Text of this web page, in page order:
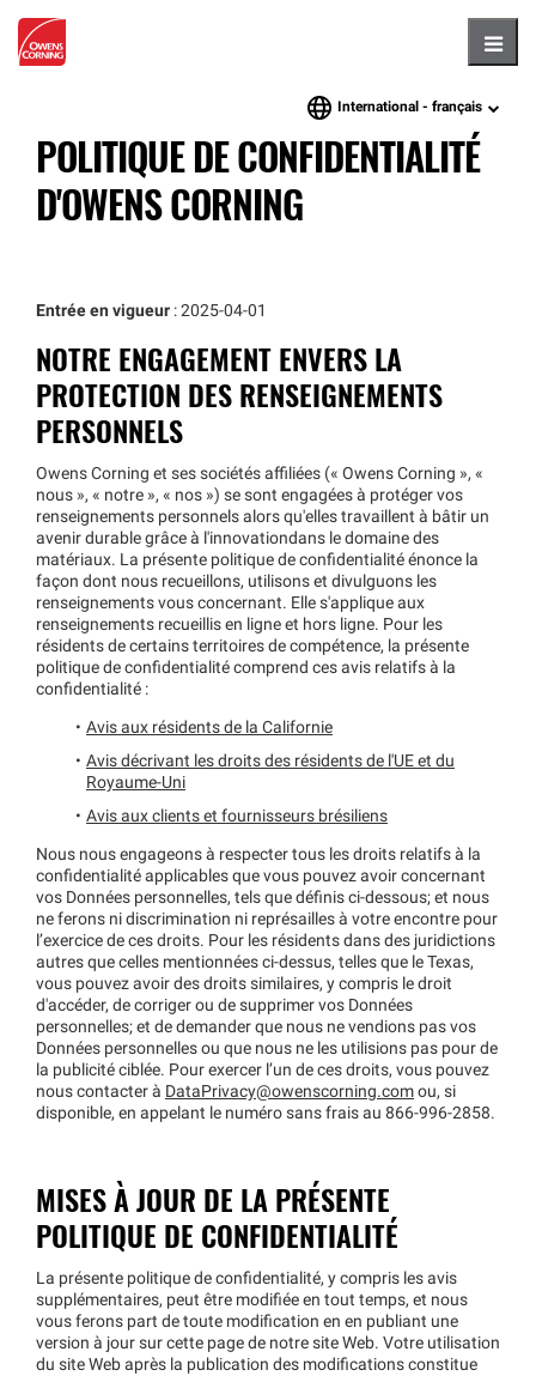
languageInternational - français
POLITIQUE DE CONFIDENTIALITÉ
D'OWENS CORNING
Entrée en vigueur : 2025-04-01
NOTRE ENGAGEMENT ENVERS LA
PROTECTION DES RENSEIGNEMENTS
PERSONNELS
Owens Corning et ses sociétés affiliées (« Owens Corning », «
nous », « notre », « nos ») se sont engagées à protéger vos
renseignements personnels alors qu'elles travaillent à bâtir un
avenir durable grâce à l'innovationdans le domaine des
matériaux. La présente politique de confidentialité énonce la
façon dont nous recueillons, utilisons et divulguons les
renseignements vous concernant. Elle s'applique aux
renseignements recueillis en ligne et hors ligne. Pour les
résidents de certains territoires de compétence, la présente
politique de confidentialité comprend ces avis relatifs à la
confidentialité :
Avis aux résidents de la Californie
Avis décrivant les droits des résidents de l'UE et du
Royaume-Uni
Avis aux clients et fournisseurs brésiliens
Nous nous engageons à respecter tous les droits relatifs à la
confidentialité applicables que vous pouvez avoir concernant
vos Données personnelles, tels que définis ci-dessous; et nous
ne ferons ni discrimination ni représailles à votre encontre pour
l’exercice de ces droits. Pour les résidents dans des juridictions
autres que celles mentionnées ci-dessus, telles que le Texas,
vous pouvez avoir des droits similaires, y compris le droit
d'accéder, de corriger ou de supprimer vos Données
personnelles; et de demander que nous ne vendions pas vos
Données personnelles ou que nous ne les utilisions pas pour de
la publicité ciblée. Pour exercer l’un de ces droits, vous pouvez
nous contacter à DataPrivacy@owenscorning.com ou, si
disponible, en appelant le numéro sans frais au 866-996-2858.
MISES À JOUR DE LA PRÉSENTE
POLITIQUE DE CONFIDENTIALITÉ
La présente politique de confidentialité, y compris les avis
supplémentaires, peut être modifiée en tout temps, et nous
vous ferons part de toute modification en en publiant une
version à jour sur cette page de notre site Web. Votre utilisation
du site Web après la publication des modifications constitue